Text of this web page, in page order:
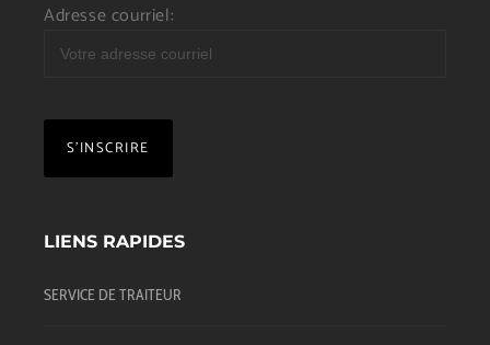
Adresse courriel:
LIENS RAPIDES
SERVICE DE TRAITEUR